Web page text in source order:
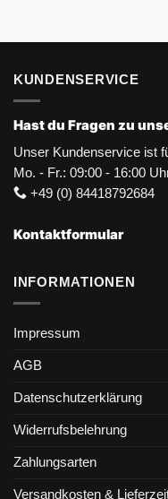
KUNDENSERVICE
Hast du Fragen zu
Unser Kundenservice ist
Mo. - Fr.: 09:00 - 16:00
+49 (0) 84418792684
Kontaktformular
INFORMATIONEN
Impressum
AGB
Datenschutzerklärung
Widerrufsbelehrung
Zahlungsarten
Versandkosten &